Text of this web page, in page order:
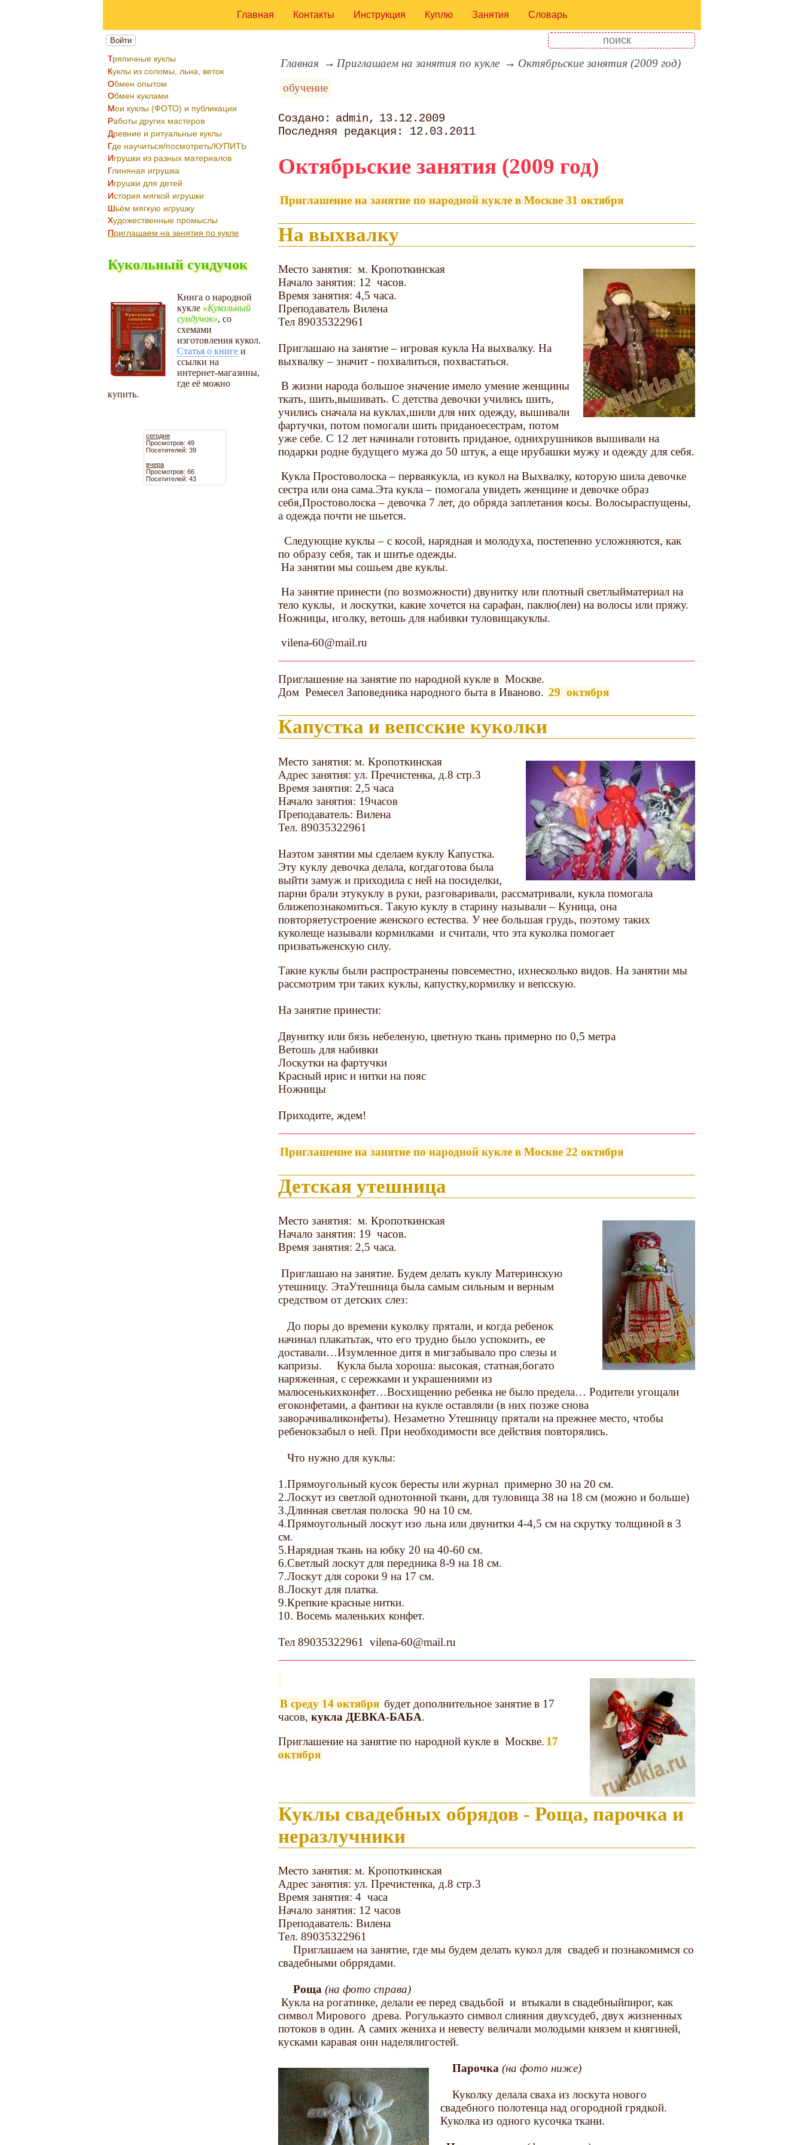
Главная Контакты Инструкция Куплю Занятия Словарь
Войти
Тряпичные куклы
Куклы из соломы, льна, веток
Обмен опытом
Обмен куклами
Мои куклы (ФОТО) и публикации
Работы других мастеров
Древние и ритуальные куклы
Где научиться/посмотреть/КУПИТЬ
Игрушки из разных материалов
Глиняная игрушка
Игрушки для детей
История мягкой игрушки
Шьём мягкую игрушку
Художественные промыслы
Приглашаем на занятия по кукле
Кукольный сундучок
Книга о народной
кукле
Кукольный
сундучок , со
схемами
изготовления кукол.
Статья о книге и
ссылки на
интернет-магазины,
где её можно
купить.
сегодня
Просмотров: 49
Посетителей: 39
вчера
Просмотров: 66
Посетителей: 43
Главная Приглашаем на занятия по кукле
Октябрьские занятия (2009 год)
обучение
admin
13.12.2009
12.03.2011
Октябрьские занятия (2009 год)
Приглашение на занятие по народной кукле в Москве 31 октября
На выхвалку
Место занятия: м. Кропоткинская
Начало занятия: 12 часов.
Время занятия: 4,5 часа.
Преподаватель Вилена
Тел 89035322961
Приглашаю на занятие – игровая кукла На выхвалку. На
выхвалку – значит - похвалиться, похвастаться.
В жизни народа большое значение имело умение женщины
ткать, шить,вышивать. С детства девочки учились шить,
учились сначала на куклах,шили для них одежду, вышивали
фартучки, потом помогали шить приданоесестрам, потом
уже себе. С 12 лет начинали готовить приданое, однихрушников вышивали на
подарки родне будущего мужа до 50 штук, а еще ирубашки мужу и одежду для себя.
Кукла Простоволоска – перваякукла, из кукол на Выхвалку, которую шила девочке
сестра или она сама.Эта кукла – помогала увидеть женщине и девочке образ
себя,Простоволоска – девочка 7 лет, до обряда заплетания косы. Волосыраспущены,
а одежда почти не шьется.
Следующие куклы – с косой, нарядная и молодуха, постепенно усложняются, как
по образу себя, так и шитье одежды.
На занятии мы сошьем две куклы.
На занятие принести (по возможности) двунитку или плотный светлыйматериал на
тело куклы, и лоскутки, какие хочется на сарафан, паклю(лен) на волосы или пряжу.
Ножницы, иголку, ветошь для набивки туловищакуклы.
vilena-60@mail.ru
Приглашение на занятие по народной кукле в Москве.
Дом Ремесел Заповедника народного быта в Иваново. 29 октября
Капустка и вепсские куколки
Место занятия: м. Кропоткинская
Адрес занятия: ул. Пречистенка, д.8 стр.3
Время занятия: 2,5 часа
Начало занятия: 19часов
Преподаватель: Вилена
Тел. 89035322961
Наэтом занятии мы сделаем куклу Капустка.
Эту куклу девочка делала, когдаготова была
выйти замуж и приходила с ней на посиделки,
парни брали этукуклу в руки, разговаривали, рассматривали, кукла помогала
ближепознакомиться. Такую куклу в старину называли – Куница, она
повторяетустроение женского естества. У нее большая грудь, поэтому таких
куколеще называли кормилками и считали, что эта куколка помогает
призватьженскую силу.
Такие куклы были распространены повсеместно, ихнесколько видов. На занятии мы
рассмотрим три таких куклы, капустку,кормилку и вепсскую.
На занятие принести:
Двунитку или бязь небеленую, цветную ткань примерно по 0,5 метра
Ветошь для набивки
Лоскутки на фартучки
Красный ирис и нитки на пояс
Ножницы
Приходите, ждем!
Приглашение на занятие по народной кукле в Москве 22 октября
Детская утешница
Место занятия: м. Кропоткинская
Начало занятия: 19 часов.
Время занятия: 2,5 часа.
Приглашаю на занятие. Будем делать куклу Материнскую
утешницу. ЭтаУтешница была самым сильным и верным
средством от детских слез:
До поры до времени куколку прятали, и когда ребенок
начинал плакатьтак, что его трудно было успокоить, ее
доставали…Изумленное дитя в мигзабывало про слезы и
капризы. Кукла была хороша: высокая, статная,богато
наряженная, с сережками и украшениями из
малюсенькихконфет…Восхищению ребенка не было предела… Родители угощали
егоконфетами, а фантики на кукле оставляли (в них позже снова
заворачиваликонфеты). Незаметно Утешницу прятали на прежнее место, чтобы
ребенокзабыл о ней. При необходимости все действия повторялись.
Что нужно для куклы:
1.Прямоугольный кусок бересты или журнал примерно 30 на 20 см.
2.Лоскут из светлой однотонной ткани, для туловища 38 на 18 см (можно и больше)
3.Длинная светлая полоска 90 на 10 см.
4.Прямоугольный лоскут изо льна или двунитки 4-4,5 см на скрутку толщиной в 3
см.
5.Нарядная ткань на юбку 20 на 40-60 см.
6.Светлый лоскут для передника 8-9 на 18 см.
7.Лоскут для сороки 9 на 17 см.
8.Лоскут для платка.
9.Крепкие красные нитки.
10. Восемь маленьких конфет.
Тел 89035322961 vilena-60@mail.ru
В среду 14 октября будет дополнительное занятие в 17
часов,кукла ДЕВКА-БАБА.
Приглашение на занятие по народной кукле в Москве. 17
октября
Куклы свадебных обрядов - Роща, парочка и
неразлучники
Место занятия: м. Кропоткинская
Адрес занятия: ул. Пречистенка, д.8 стр.3
Время занятия: 4 часа
Начало занятия: 12 часов
Преподаватель: Вилена
Тел. 89035322961
Приглашаем на занятие, где мы будем делать кукол для свадеб и познакомимся со
свадебными обррядами.
Роща (на фото справа)
Кукла на рогатинке, делали ее перед свадьбой и втыкали в свадебныйпирог, как
символ Мирового древа. Рогулькаэто символ слияния двухсудеб, двух жизненных
потоков в один. А самих жениха и невесту величали молодыми князем и княгиней,
кусками каравая они наделялигостей.
Парочка (на фото ниже)
Куколку делала сваха из лоскута нового
свадебного полотенца над огородной грядкой.
Куколка из одного кусочка ткани.